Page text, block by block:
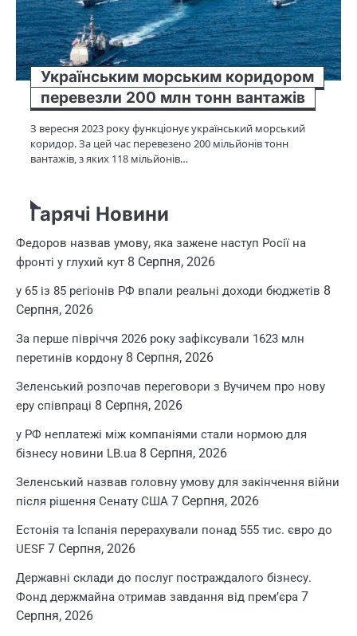
Українським морським коридором
перевезли 200 млн тонн вантажів
З вересня 2023 року функціонує український морський
коридор. За цей час перевезено 200 мільйонів тонн
вантажів, з яких 118 мільйонів…
Гарячі Новини
Федоров назвав умову, яка зажене наступ Росії на
фронті у глухий кут 8 Серпня, 2026
у 65 із 85 регіонів РФ впали реальні доходи бюджетів 8
Серпня, 2026
За перше півріччя 2026 року зафіксували 1623 млн
перетинів кордону 8 Серпня, 2026
Зеленський розпочав переговори з Вучичем про нову
еру співпраці 8 Серпня, 2026
у РФ неплатежі між компаніями стали нормою для
бізнесу новини LB.ua 8 Серпня, 2026
Зеленський назвав головну умову для закінчення війни
після рішення Сенату США 7 Серпня, 2026
Естонія та Іспанія перерахували понад 555 тис. євро до
UESF 7 Серпня, 2026
Державні склади до послуг постраждалого бізнесу.
Фонд держмайна отримав завдання від прем’єра 7
Серпня, 2026